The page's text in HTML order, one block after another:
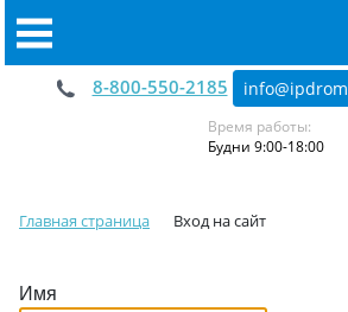
8-800-550-2185 info@ipdrom
Время работы:
Будни 9:00-18:00
Главная страница Вход на сайт
Имя